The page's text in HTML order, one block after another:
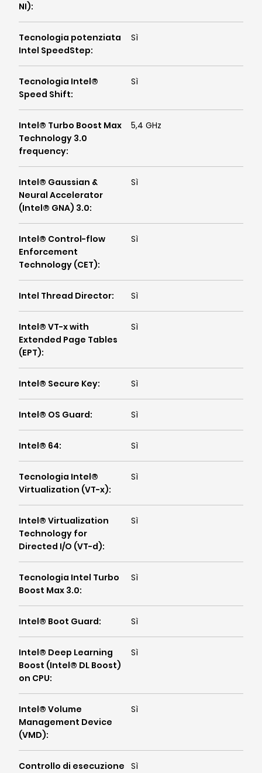
NI):
Tecnologia potenziata
Intel SpeedStep:
Sì
Tecnologia Intel®
Speed Shift:
Sì
Intel® Turbo Boost Max
Technology 3.0
frequency:
5,4 GHz
Intel® Gaussian &
Neural Accelerator
(Intel® GNA) 3.0:
Sì
Intel® Control-flow
Enforcement
Technology (CET):
Sì
Intel Thread Director: Sì
Intel® VT-x with
Extended Page Tables
(EPT):
Sì
Intel® Secure Key: Sì
Intel® OS Guard: Sì
Intel® 64: Sì
Tecnologia Intel®
Virtualization (VT-x):
Sì
Intel® Virtualization
Technology for
Directed I/O (VT-d):
Sì
Tecnologia Intel Turbo
Boost Max 3.0:
Sì
Intel® Boot Guard: Sì
Intel® Deep Learning
Boost (Intel® DL Boost)
on CPU:
Sì
Intel® Volume
Management Device
(VMD):
Sì
Controllo di esecuzione Sì